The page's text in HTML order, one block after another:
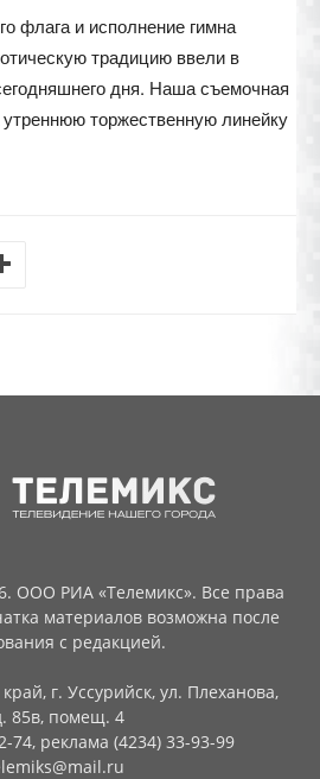
флага и исполнение гимна
традицию ввели в
дня. Наша съемочная
утреннюю торжественную линейку
ООО РИА «Телемикс». Все права
материалов возможна после
с редакцией.
г. Уссурийск, ул. Плеханова,
85в, помещ. 4
74, реклама (4234) 33-93-99